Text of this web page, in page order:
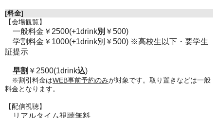
[料金]
【会場観覧】
一般料金￥2500(+1drink別 ￥500)
学割料金￥1000(+1drink別￥500) ※高校生以下・要学生
証提示
早割 ￥2500(1drink込)
※割引料金はWEB事前予約のみが対象です。取り置きなどは一般
料金となります。
【配信視聴】
リアルタイム視聴無料